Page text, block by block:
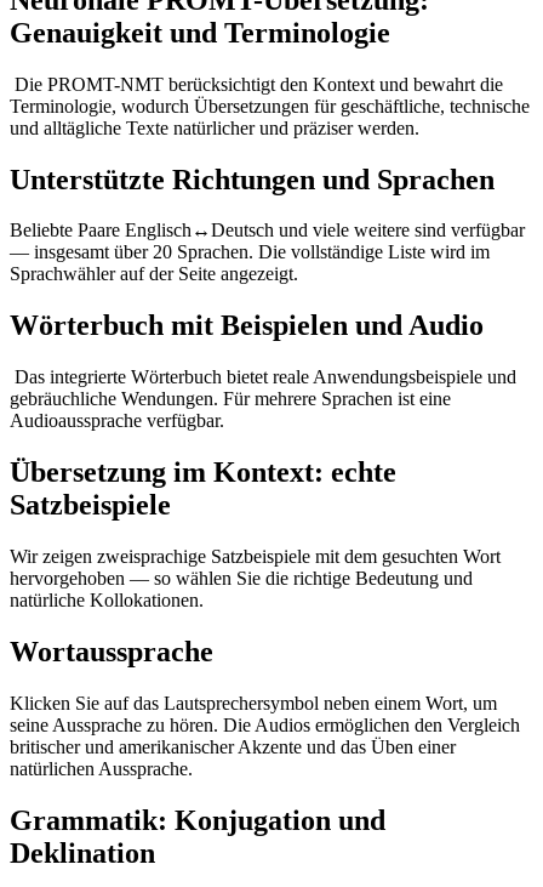
Genauigkeit und Terminologie
Die PROMT-NMT berücksichtigt den Kontext und bewahrt die
Terminologie, wodurch Übersetzungen für geschäftliche, technische
und alltägliche Texte natürlicher und präziser werden.
Unterstützte Richtungen und Sprachen
Beliebte Paare Englisch↔Deutsch und viele weitere sind verfügbar
— insgesamt über 20 Sprachen. Die vollständige Liste wird im
Sprachwähler auf der Seite angezeigt.
Wörterbuch mit Beispielen und Audio
Das integrierte Wörterbuch bietet reale Anwendungsbeispiele und
gebräuchliche Wendungen. Für mehrere Sprachen ist eine
Audioaussprache verfügbar.
Übersetzung im Kontext: echte
Satzbeispiele
Wir zeigen zweisprachige Satzbeispiele mit dem gesuchten Wort
hervorgehoben — so wählen Sie die richtige Bedeutung und
natürliche Kollokationen.
Wortaussprache
Klicken Sie auf das Lautsprechersymbol neben einem Wort, um
seine Aussprache zu hören. Die Audios ermöglichen den Vergleich
britischer und amerikanischer Akzente und das Üben einer
natürlichen Aussprache.
Grammatik: Konjugation und
Deklination